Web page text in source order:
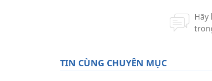
TIN CÙNG CHUYÊN MỤC